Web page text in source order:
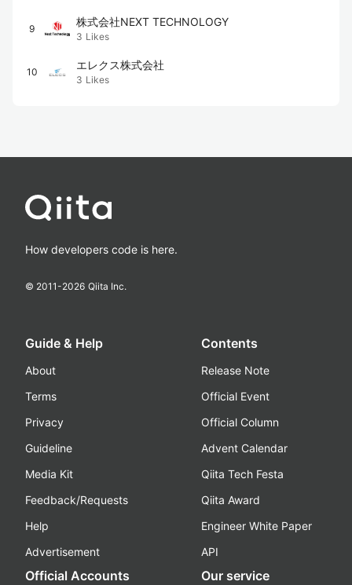
9
株式会社NEXT TECHNOLOGY
3 Likes
10
エレクス株式会社
3 Likes
How developers code is here.
© 2011-2026 Qiita Inc.
Guide & Help
About
Terms
Privacy
Guideline
Media Kit
Feedback/Requests
Help
Advertisement
Contents
Release Note
Official Event
Official Column
Advent Calendar
Qiita Tech Festa
Qiita Award
Engineer White Paper
API
Official Accounts Our service